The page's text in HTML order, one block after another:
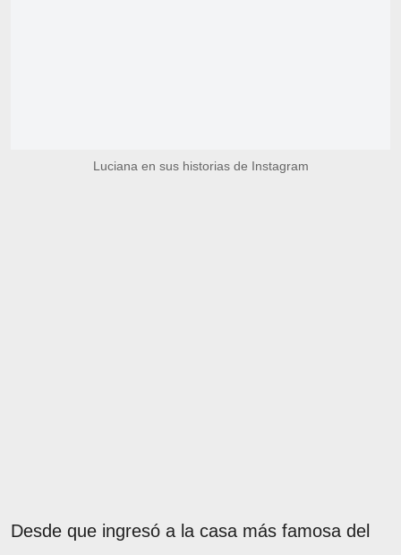
Luciana en sus historias de Instagram
Desde que ingresó a la casa más famosa del